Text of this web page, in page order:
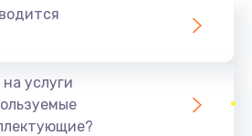
Заказать
услуги